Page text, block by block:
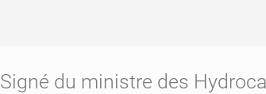
Signé du ministre des